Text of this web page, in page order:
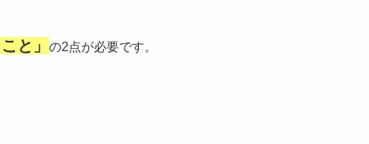
と」 の2点が必要です。